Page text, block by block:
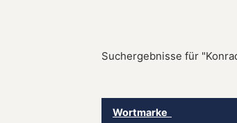
Suchergebnisse für
Wortmarke